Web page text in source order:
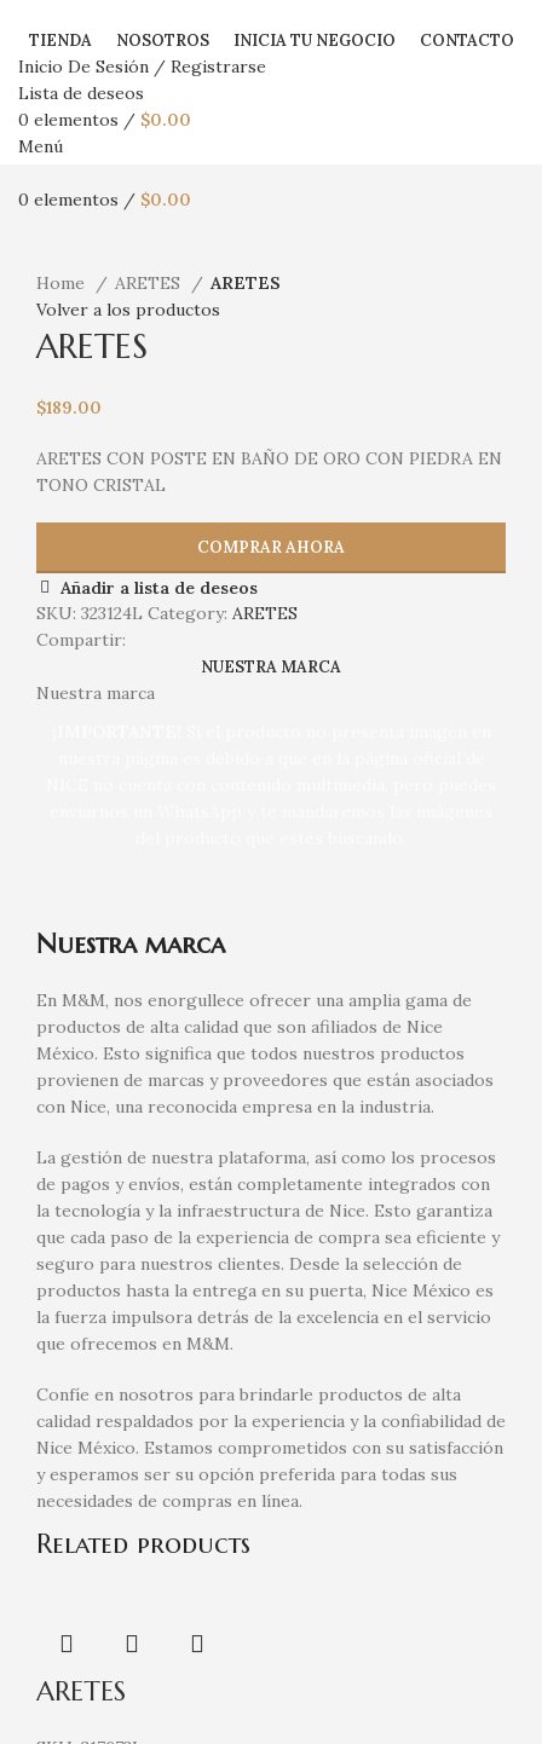
TIENDA NOSOTROS INICIA TU NEGOCIO CONTACTO
Inicio De Sesión / Registrarse
Lista de deseos
0 elementos / $0.00
Menú
0 elementos / $0.00
Home
ARETES
ARETES
Volver a los productos
ARETES
$189.00
ARETES CON POSTE EN BAÑO DE ORO CON PIEDRA EN
TONO CRISTAL
COMPRAR AHORA
Añadir a lista de deseos
SKU: 323124L Category: ARETES
Compartir:
NUESTRA MARCA
Nuestra marca
Nuestra marca
En M&M, nos enorgullece ofrecer una amplia gama de
productos de alta calidad que son afiliados de Nice
México. Esto significa que todos nuestros productos
provienen de marcas y proveedores que están asociados
con Nice, una reconocida empresa en la industria.
La gestión de nuestra plataforma, así como los procesos
de pagos y envíos, están completamente integrados con
la tecnología y la infraestructura de Nice. Esto garantiza
que cada paso de la experiencia de compra sea eficiente y
seguro para nuestros clientes. Desde la selección de
productos hasta la entrega en su puerta, Nice México es
la fuerza impulsora detrás de la excelencia en el servicio
que ofrecemos en M&M.
Confíe en nosotros para brindarle productos de alta
calidad respaldados por la experiencia y la confiabilidad de
Nice México. Estamos comprometidos con su satisfacción
y esperamos ser su opción preferida para todas sus
necesidades de compras en línea.
Related products
ARETES